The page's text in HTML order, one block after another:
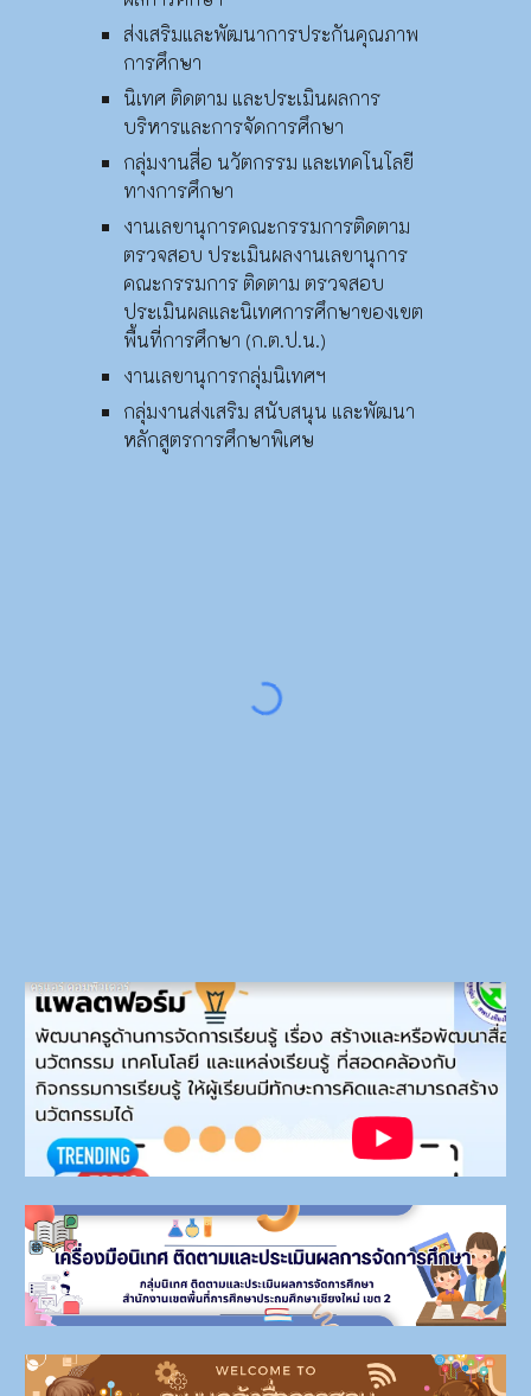
ส่งเสริมและพัฒนาการประกันคุณภาพ
การศึกษา
นิเทศ ติดตาม และประเมินผลการ
บริหารและการจัดการศึกษา
กลุ่มงานสื่อ นวัตกรรม และเทคโนโลยี
ทางการศึกษา
งานเลขานุการคณะกรรมการติดตาม
ตรวจสอบ ประเมินผลงานเลขานุการ
คณะกรรมการ ติดตาม ตรวจสอบ
ประเมินผลและนิเทศการศึกษาของเขต
พื้นที่การศึกษา (ก.ต.ป.น.)
งานเลขานุการกลุ่มนิเทศฯ
กลุ่มงานส่งเสริม สนับสนุน และพัฒนา
หลักสูตรการศึกษาพิเศษ